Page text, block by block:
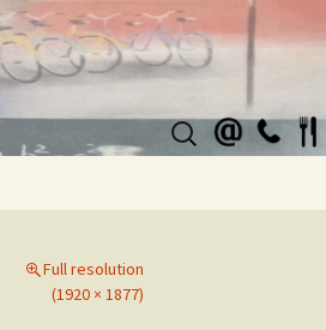
Suchen
nach:
Full resolution
(1920 × 1877)